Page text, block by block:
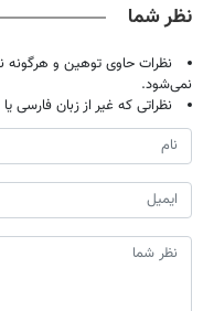
نظر شما
نظرات حاوی توهین و
نمی‌شود.
نظراتی که غیر از زبان فارسی